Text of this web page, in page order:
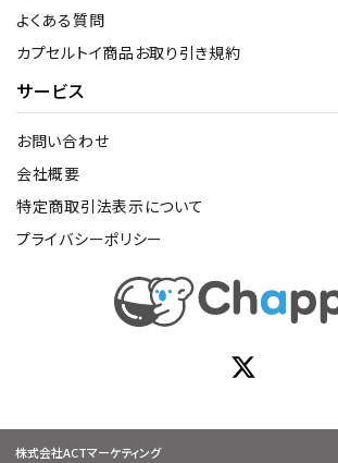
よくある質問
カプセルトイ商品お取り引き規約
サービス
お問い合わせ
会社概要
特定商取引法表示について
プライバシーポリシー
株式会社ACTマーケティング